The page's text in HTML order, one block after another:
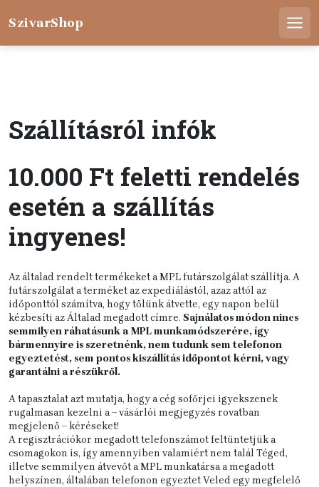
SzivarShop
Szállításról infók
10.000 Ft feletti rendelés
esetén a szállítás
ingyenes!
Az általad rendelt termékeket a MPL futárszolgálat szállítja. A
futárszolgálat a terméket az expediálástól, azaz attól az
időponttól számítva, hogy tőlünk átvette, egy napon belül
kézbesíti az Általad megadott címre. Sajnálatos módon nincs
semmilyen ráhatásunk a MPL munkamódszerére, így
bármennyire is szeretnénk, nem tudunk sem telefonon
egyeztetést, sem pontos kiszállítás időpontot kérni, vagy
garantálni a részükről.
A tapasztalat azt mutatja, hogy a cég sofőrjei igyekszenek
rugalmasan kezelni a – vásárlói megjegyzés rovatban
megjelenő – kéréseket!
A regisztrációkor megadott telefonszámot feltüntetjük a
csomagokon is, így amennyiben valamiért nem talál Téged,
illetve semmilyen átvevőt a MPL munkatársa a megadott
helyszínen, általában telefonon egyeztet Veled egy megfelelő